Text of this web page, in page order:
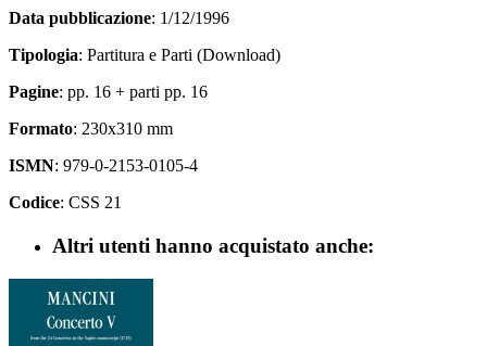
Data pubblicazione: 1/12/1996
Tipologia: Partitura e Parti (Download)
Pagine: pp. 16 + parti pp. 16
Formato: 230x310 mm
ISMN: 979-0-2153-0105-4
Codice: CSS 21
Altri utenti hanno acquistato anche: